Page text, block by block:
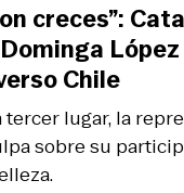
tercer lugar, la
sobre su
creces”:
Chile